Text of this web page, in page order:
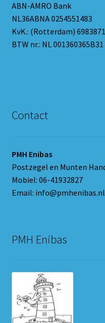
ABN-AMRO Bank
NL36ABNA 0254551483
KvK.: (Rotterdam)
BTW nr.: NL 001360365B31
Contact
PMH Enibas
Postzegel en Munten
Mobiel: 06-41932827
Email: info@pmhenibas.nl
PMH Enibas